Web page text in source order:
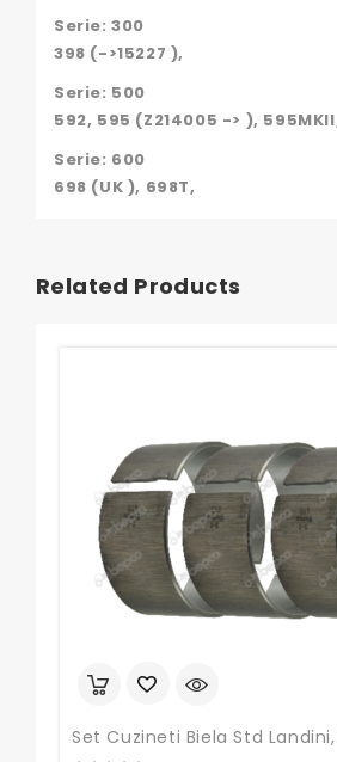
Serie: 300
398 (->15227 ),
Serie: 500
592, 595 (Z214005 -> ),
Serie: 600
698 (UK ), 698T,
Related Products